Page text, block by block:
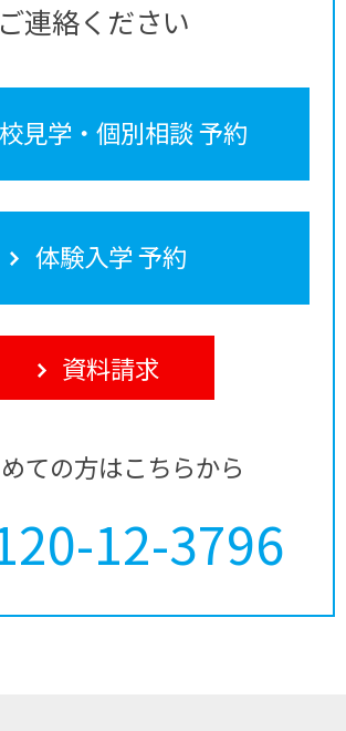
連絡ください
見学・個別相談 予約
体験入学 予約
資料請求
ての方はこちらから
12-3796